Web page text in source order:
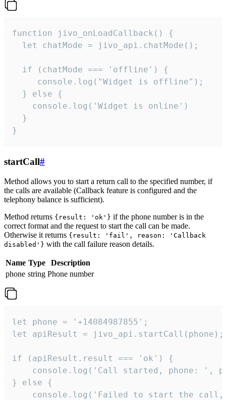
function jivo_onLoadCallback() {
  let chatMode = jivo_api.chatMode();
  if (chatMode === 'offline') {
     console.log("Widget is offline");
  } else {
    console.log('Widget is online')
  }
}
startCall#
Method allows you to start a return call to the specified number, if
the calls are available (Callback feature is configured and the
telephony balance is sufficient).
Method returns {result: 'ok'} if the phone number is in the
correct format and the request to start the call can be made.
Otherwise it returns {result: 'fail', reason: 'Callback
disabled'} with the call failure reason details.
Name Type
Description
phone string Phone number
let phone = '+14084987855';
let apiResult = jivo_api.startCall(phone);
if (apiResult.result === 'ok') {
console.log('Call started, phone: ',
} else {
console.log('Failed to start the